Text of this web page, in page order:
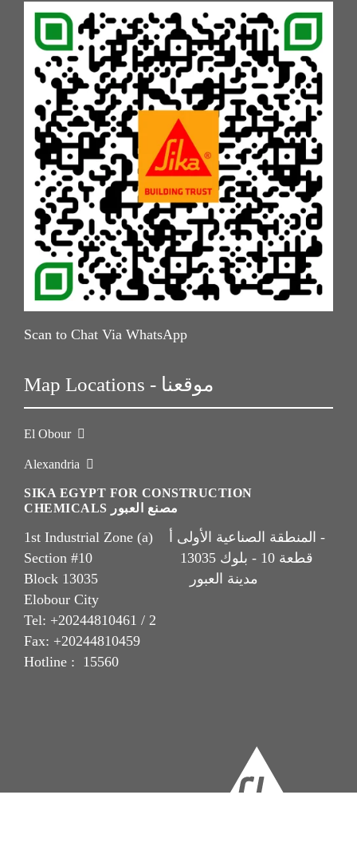
Scan to Chat Via WhatsApp
Map Locations - موقعنا
El Obour
Alexandria
SIKA EGYPT FOR CONSTRUCTION
CHEMICALS مصنع العبور
1st Industrial Zone (a) المنطقة الصناعية الأولى أ -
Section #10 قطعة 10 - بلوك 13035
Block 13035 مدينة العبور
Elobour City
Tel: +20244810461 / 2
Fax: +20244810459
Hotline : 15560